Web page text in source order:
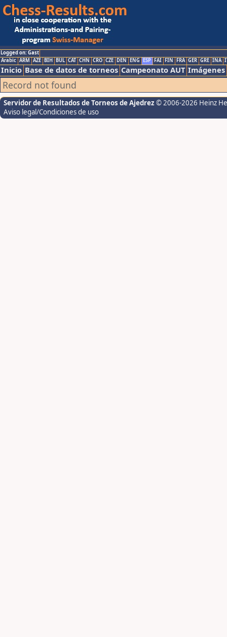
Logged on: Gast
Arabic ARM AZE BIH BUL CAT CHN CRO CZE DEN ENG ESP FAI FIN FRA GER GRE INA
Inicio Base de datos de torneos Campeonato AUT Imágenes
Record not found
Servidor de Resultados de Torneos de Ajedrez © 2006-2026 Heinz
Aviso legal/Condiciones de uso